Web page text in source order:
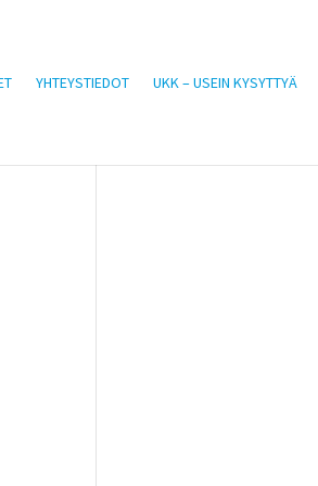
YHTEYSTIEDOT UKK – USEIN KYSYTTYÄ